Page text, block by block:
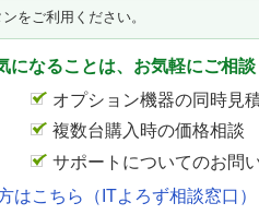
をご利用ください。
なることは、お気軽にご相談
オプション機器の同時見
複数台購入時の価格相談
サポートについてのお問
はこちら（ITよろず相談窓口）